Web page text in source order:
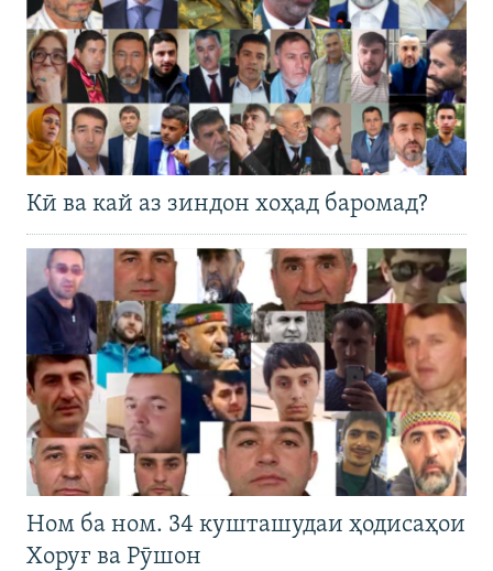
Кӣ ва кай аз зиндон хоҳад баромад?
Ном ба ном. 34 кушташудаи ҳодисаҳои
Хоруғ ва Рӯшон